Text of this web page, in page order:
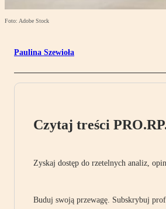
Foto: Adobe Stock
Paulina Szewioła
Czytaj treści
Zyskaj dostęp do rzetelnych analiz,
Buduj swoją przewagę. Subskrybuj